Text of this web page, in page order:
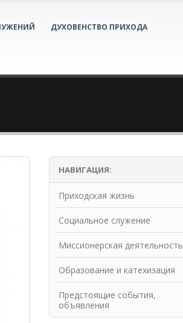
ДУХОВЕНСТВО ПРИХОДА
НАВИГАЦИЯ:
Приходская жизнь
Социальное служение
Миссионерская деятельность
Образование и катехизация
Предстоящие события,
объявления